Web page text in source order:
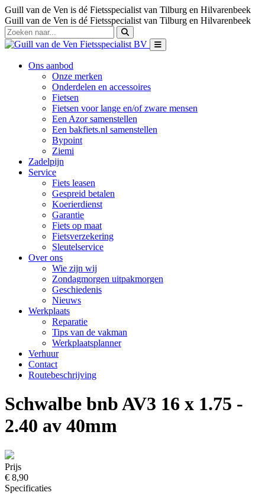
Guill van de Ven is dé Fietsspecialist van Tilburg en Hilvarenbeek
Guill van de Ven is dé Fietsspecialist van Tilburg en Hilvarenbeek
Ons aanbod
Onze merken
Onderdelen en accessoires
Fietsen
Fietsen voor lange en/of zware mensen
Een Azor samenstellen
Een bakfiets.nl samenstellen
Bypoint
Ziemi
Zadelpijn
Service
Fiets leasen
Gespreid betalen
Koerierdienst
Garantie
Fiets op maat
Fietsverzekering
Sleutelservice
Over ons
Wie zijn wij
Zondagmorgen uitpakmorgen
Geschiedenis
Nieuws
Werkplaats
Reparatie
Tips van de vakman
Werkplaatsplanner
Verhuur
Contact
Routebeschrijving
Schwalbe bnb AV3 16 x 1.75 -
2.40 av 40mm
Prijs
€ 8,90
Specificaties